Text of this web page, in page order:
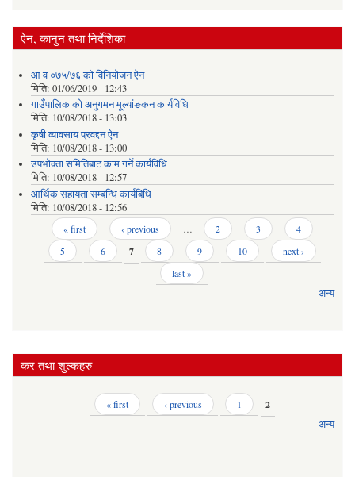
ऐन, कानुन तथा निर्देशिका
आ व ०७५/७६ को विनियोजन ऐन
मिति: 01/06/2019 - 12:43
गाउँपालिकाको अनुगमन मूल्यांङकन कार्यविधि
मिति: 10/08/2018 - 13:03
कृषी व्यावसाय प्रवद्दन ऐन
मिति: 10/08/2018 - 13:00
उपभोक्ता समितिबाट काम गर्ने कार्यविधि
मिति: 10/08/2018 - 12:57
आर्थिक सहायता सम्बन्धि कार्यबिधि
मिति: 10/08/2018 - 12:56
Pages « first ‹ previous … 2 3
4
5
6 7 8 9 10
next ›
last »
अन्य
कर तथा शुल्कहरु
« first ‹ previous 1
2
अन्य